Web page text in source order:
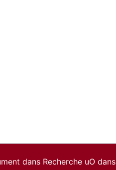
dans Recherche uO dans